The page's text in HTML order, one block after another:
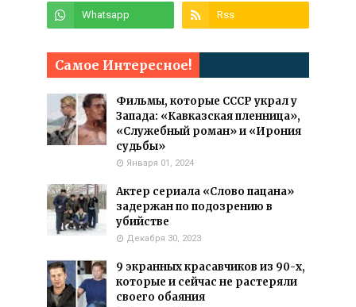
Самое Интересное!
Фильмы, которые СССР украл у
Запада: «Кавказская пленница»,
«Служебный роман» и «Ирония
судьбы»
Января 01, 2024
Актер сериала «Слово пацана»
задержан по подозрению в
убийстве
Декабря 30, 2023
9 экранных красавчиков из 90-х,
которые и сейчас не растеряли
своего обаяния